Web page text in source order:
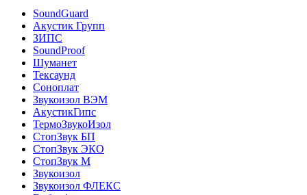
SoundGuard
Акустик Групп
ЗИПС
SoundProof
Шуманет
Тексаунд
Соноплат
Звукоизол ВЭМ
АкустикГипс
ТермоЗвукоИзол
СтопЗвук БП
СтопЗвук ЭКО
СтопЗвук М
Звукоизол
Звукоизол ФЛЕКС